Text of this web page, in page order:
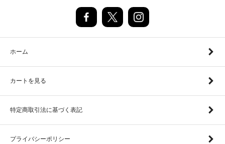
ホーム
カートを見る
特定商取引法に基づく表記
プライバシーポリシー